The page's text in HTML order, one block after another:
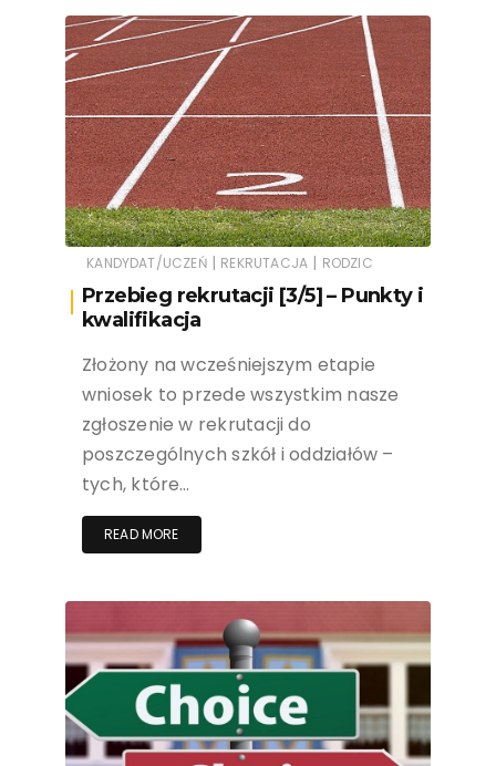
KANDYDAT/UCZEŃ | REKRUTACJA | RODZIC
Przebieg rekrutacji [3/5] – Punkty i
kwalifikacja
Złożony na wcześniejszym etapie
wniosek to przede wszystkim nasze
zgłoszenie w rekrutacji do
poszczególnych szkół i oddziałów –
tych, które…
READ MORE